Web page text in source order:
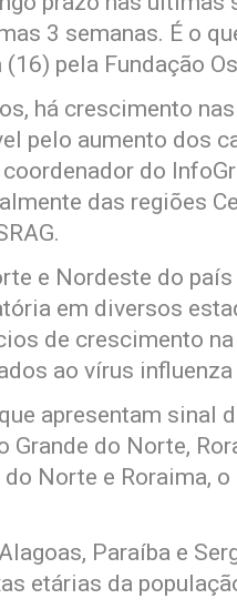
3 semanas. É o
pela Fundação
há crescimento
pelo aumento dos
do
das regiões
e Nordeste do
em diversos
de crescimento
ao vírus
apresentam sinal
Grande do Norte,
do Norte e Roraima,
Paraíba e
etárias da